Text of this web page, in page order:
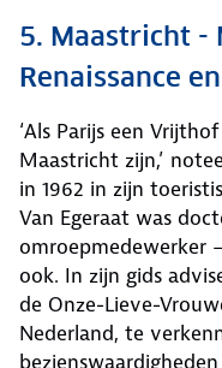
5. Maastricht -
Renaissance
‘Als Parijs een
Maastricht zijn,’
in 1962 in zijn
Van Egeraat was
omroepmedewerker
ook. In zijn gids
de Onze-Lieve-
Nederland, te